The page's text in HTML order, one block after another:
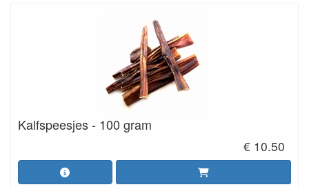
draagt bij aan een gezond gebit.
Langdurig kauwplezier: Bullepezen zijn stevig en taai, waardoor
honden er lang op kunnen kauwen. Dit houdt ze lekker bezig en
Rijk aan eiwitten: Bullepezen zijn gemaakt van hoogwaardig
rundvlees en bevatten veel eiwitten. Deze eiwitten dragen bij aan
de spieropbouw en algehele gezondheid van je hond.
In onze webwinkel vind je een breed scala aan bullepezen, zodat
er voor elke hond wel een geschikte maat en variant is.
Kalfspeesjes - 100 gram
€ 10.50